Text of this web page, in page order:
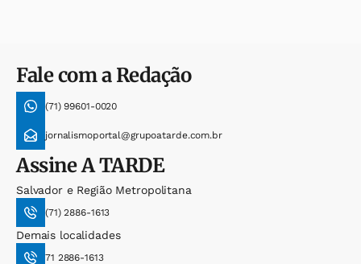
Fale com a Redação
(71) 99601-0020
jornalismoportal@grupoatarde.com.br
AssineA TARDE
Salvador e Região Metropolitana
(71) 2886-1613
Demais localidades
71 2886-1613